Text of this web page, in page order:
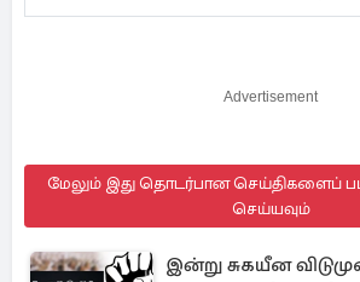
Advertisement
மேலும் இது தொடர்பான செய்திகளைப்
செய்யவும்
இன்று சுகயீன